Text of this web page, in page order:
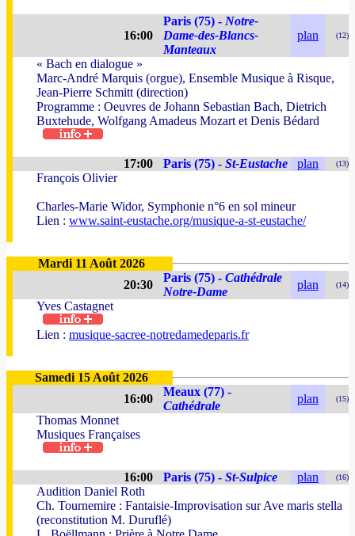
16:00
Paris (75) - Notre-
Dame-des-Blancs-
Manteaux
plan (12)
« Bach en dialogue »
Marc-André Marquis (orgue), Ensemble Musique à Risque,
Jean-Pierre Schmitt (direction)
Programme : Oeuvres de Johann Sebastian Bach, Dietrich
Buxtehude, Wolfgang Amadeus Mozart et Denis Bédard
17:00 Paris (75) - St-Eustache plan (13)
François Olivier
Charles-Marie Widor, Symphonie n°6 en sol mineur
Lien : www.saint-eustache.org/musique-a-st-eustache/
Mardi 11 Août 2026
20:30
Paris (75) - Cathédrale
Notre-Dame
plan (14)
Yves Castagnet
Lien : musique-sacree-notredamedeparis.fr
Samedi 15 Août 2026
16:00
Meaux (77) -
Cathédrale
plan (15)
Thomas Monnet
Musiques Françaises
16:00 Paris (75) - St-Sulpice plan (16)
Audition Daniel Roth
Ch. Tournemire : Fantaisie-Improvisation sur Ave maris stella
(reconstitution M. Duruflé)